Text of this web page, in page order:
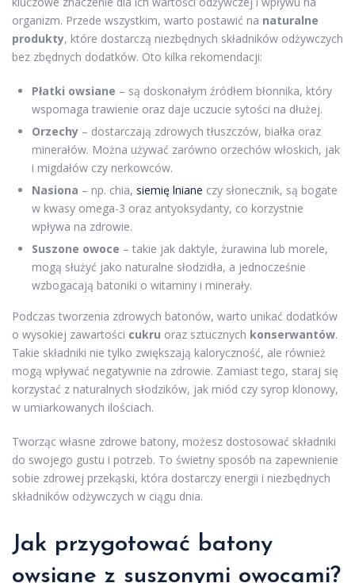
organizm. Przede wszystkim, warto postawić na naturalne
produkty, które dostarczą niezbędnych składników odżywczych
bez zbędnych dodatków. Oto kilka rekomendacji:
Płatki owsiane – są doskonałym źródłem błonnika, który
wspomaga trawienie oraz daje uczucie sytości na dłużej.
Orzechy – dostarczają zdrowych tłuszczów, białka oraz
minerałów. Można używać zarówno orzechów włoskich, jak
i migdałów czy nerkowców.
Nasiona – np. chia, siemię lniane czy słonecznik, są bogate
w kwasy omega-3 oraz antyoksydanty, co korzystnie
wpływa na zdrowie.
Suszone owoce – takie jak daktyle, żurawina lub morele,
mogą służyć jako naturalne słodzidła, a jednocześnie
wzbogacają batoniki o witaminy i minerały.
Podczas tworzenia zdrowych batonów, warto unikać dodatków
o wysokiej zawartości cukru oraz sztucznych konserwantów.
Takie składniki nie tylko zwiększają kaloryczność, ale również
mogą wpływać negatywnie na zdrowie. Zamiast tego, staraj się
korzystać z naturalnych słodzików, jak miód czy syrop klonowy,
w umiarkowanych ilościach.
Tworząc własne zdrowe batony, możesz dostosować składniki
do swojego gustu i potrzeb. To świetny sposób na zapewnienie
sobie zdrowej przekąski, która dostarczy energii i niezbędnych
składników odżywczych w ciągu dnia.
Jak przygotować batony
owsiane z suszonymi owocami?